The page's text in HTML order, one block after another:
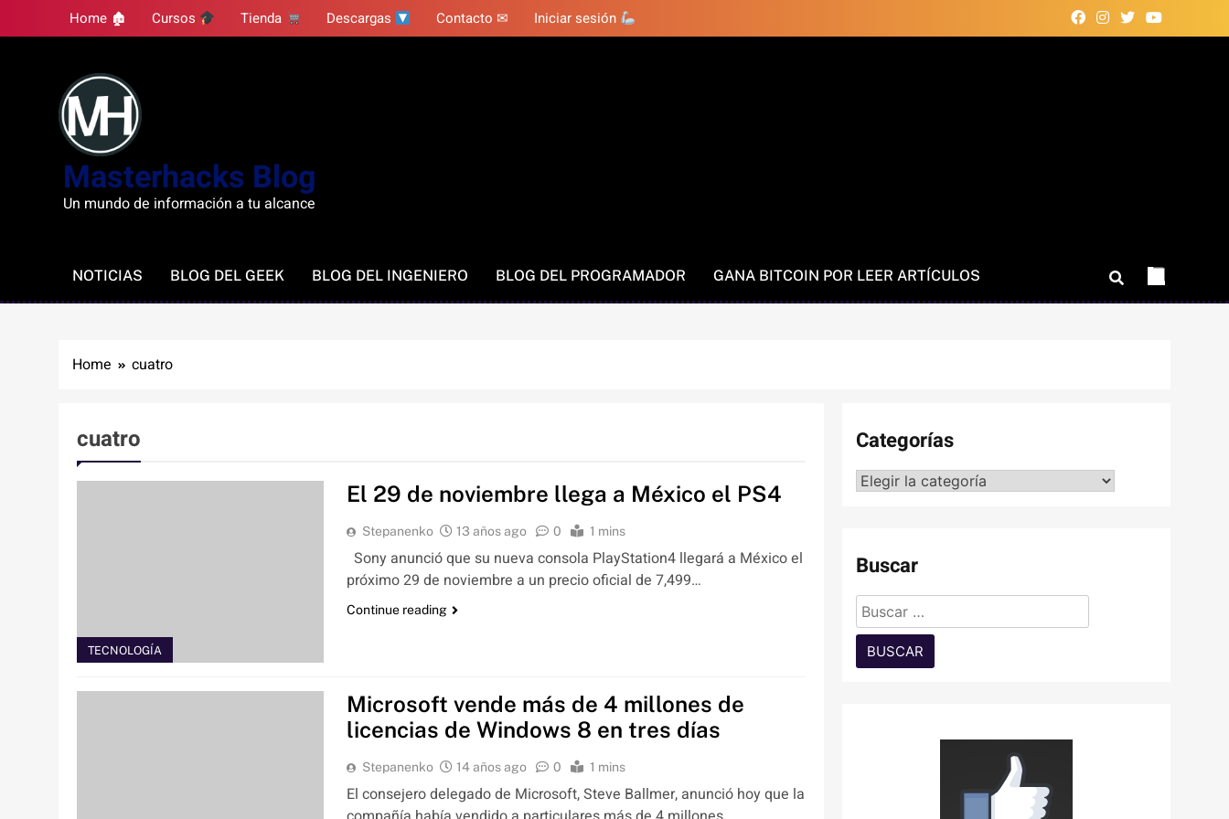
to
Home 🏚 Cursos Tienda Descargas Contacto ✉ Iniciar sesión
Masterhacks Blog
Un mundo de información a tu alcance
NOTICIAS BLOG DEL GEEK BLOG DEL INGENIERO BLOG DEL PROGRAMADOR GANA BITCOIN POR LEER ARTÍCULOS
Home cuatro
cuatro
TECNOLOGÍA
El 29 de noviembre llega a México el PS4
Stepanenko 13 años ago 0 1 mins
Sony anunció que su nueva consola PlayStation4 llegará a México el
próximo 29 de noviembre a un precio oficial de 7,499…
Continue reading
Microsoft vende más de 4 millones de
licencias de Windows 8 en tres días
Stepanenko 14 años ago 0 1 mins
El consejero delegado de Microsoft, Steve Ballmer, anunció hoy que la
Categorías
Categorías
Buscar
Buscar: